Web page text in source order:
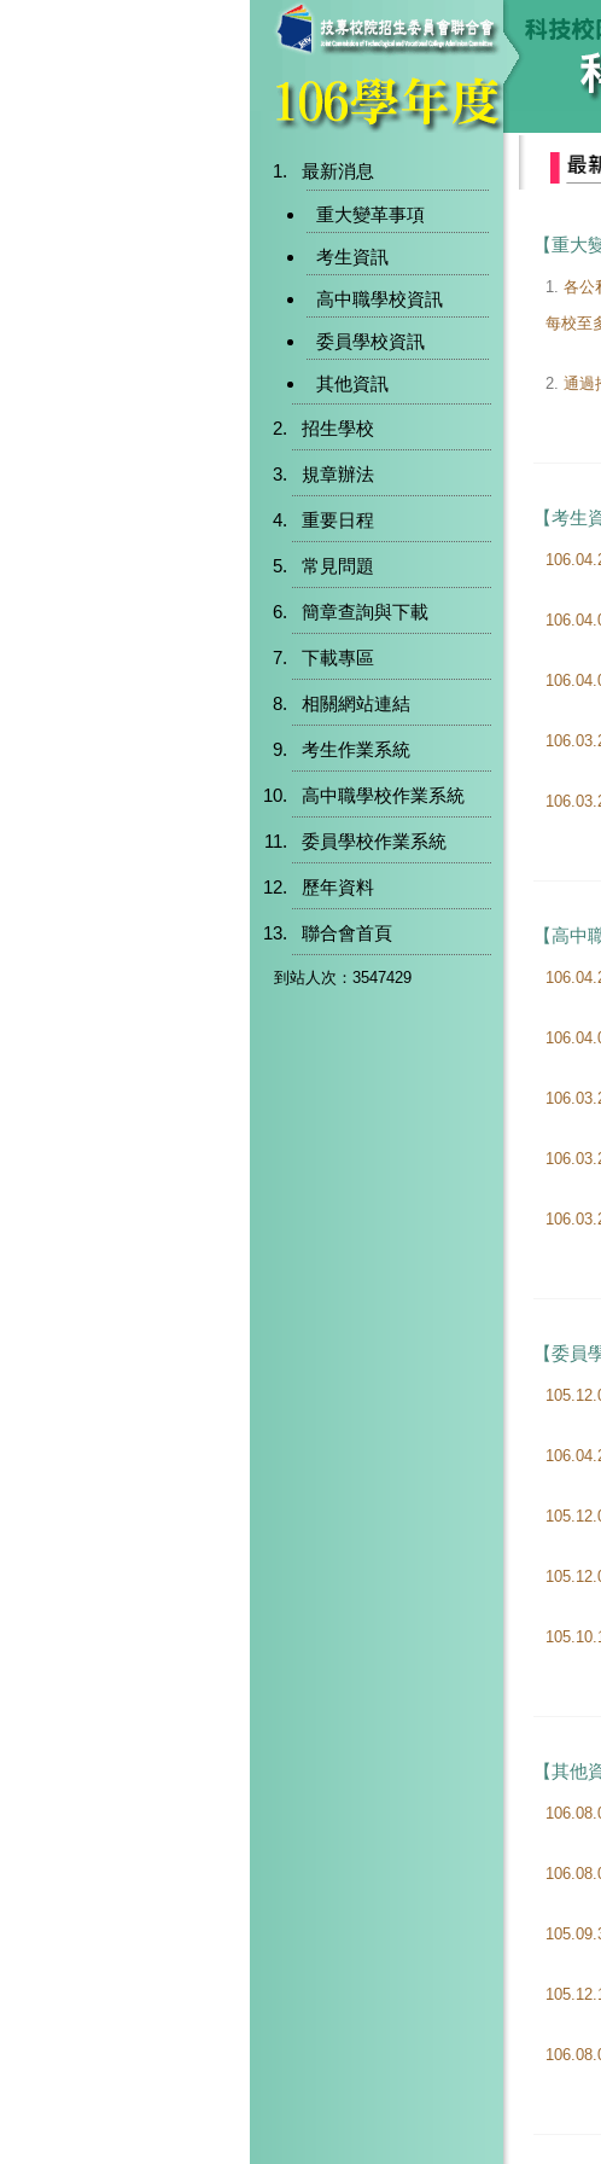
最新消息
重大變革事項
考生資訊
高中職學校資訊
委員學校資訊
其他資訊
招生學校
規章辦法
重要日程
常見問題
簡章查詢與下載
下載專區
相關網站連結
考生作業系統
高中職學校作業系統
委員學校作業系統
歷年資料
聯合會首頁
到站人次：3547429
【重大
1. 各公
每校至
2. 通過
【考生
【高中
【委員
【其他